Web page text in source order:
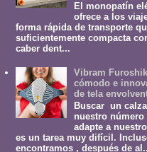
El monopatín
ofrece a los
forma rápida de transporte
suficientemente compacta
caber dent...
Vibram
cómodo e
de tela
Buscar un
nuestro
adapte a
es un tarea muy difícil.
encontramos , después de